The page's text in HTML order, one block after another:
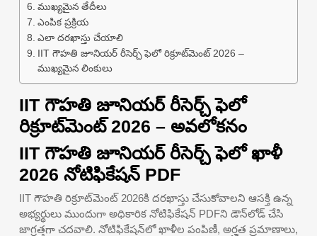
ముఖ్యమైన తేదీలు
ఎంపిక ప్రక్రియ
ఎలా దరఖాస్తు చేయాలి
IIT గౌహతి జూనియర్ రీసెర్చ్ ఫెలో రిక్రూట్‌మెంట్ 2026 –
ముఖ్యమైన లింకులు
IIT గౌహతి జూనియర్ రీసెర్చ్ ఫెలో
రిక్రూట్‌మెంట్ 2026 – అవలోకనం
IIT గౌహతి జూనియర్ రీసెర్చ్ ఫెలో ఖాళీ
2026 నోటిఫికేషన్ PDF
IIT గౌహతి రిక్రూట్‌మెంట్ 2026కి దరఖాస్తు చేసుకోవాలని ఆసక్తి ఉన్న
అభ్యర్థులు ముందుగా అధికారిక నోటిఫికేషన్ PDFని డౌన్‌లోడ్ చేసి
జాగ్రత్తగా చదవాలి. నోటిఫికేషన్‌లో ఖాళీల పంపిణీ, అర్హత ప్రమాణాలు,